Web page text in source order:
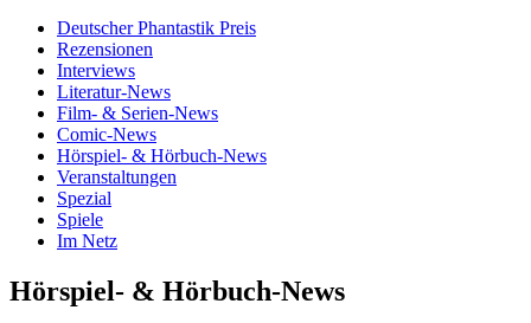
Deutscher Phantastik Preis
Rezensionen
Interviews
Literatur-News
Film- & Serien-News
Comic-News
Hörspiel- & Hörbuch-News
Veranstaltungen
Spezial
Spiele
Im Netz
Hörspiel- & Hörbuch-News